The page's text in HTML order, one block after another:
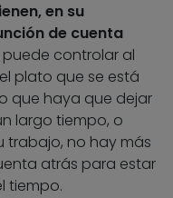
en su
de cuenta
controlar al
plato que se está
que haya que dejar
largo tiempo, o
trabajo, no hay más
atrás para estar
tiempo.